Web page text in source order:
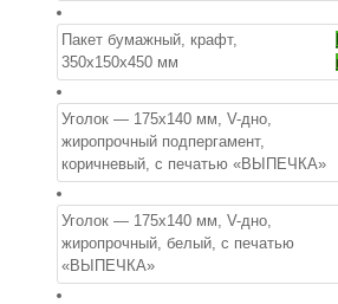
Пакет бумажный, крафт,
350х150х450 мм
Уголок — 175х140 мм, V-дно,
жиропрочный подпергамент,
коричневый, с печатью «ВЫПЕЧКА»
Уголок — 175х140 мм, V-дно,
жиропрочный, белый, с печатью
«ВЫПЕЧКА»